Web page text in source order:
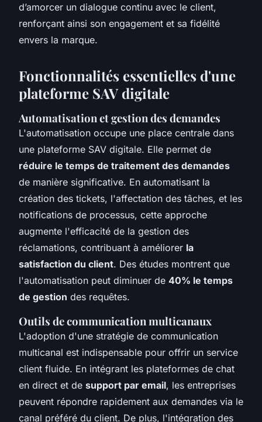
d’amorcer un dialogue continu avec le client,
renforçant ainsi son engagement et sa fidélité
envers la marque.
Fonctionnalités essentielles d'une
plateforme SAV digitale
Automatisation et gestion des demandes
L'automatisation occupe une place centrale dans
une plateforme SAV digitale. Elle permet de
réduire le temps de traitement des demandes
de manière significative. En automatisant la
création des tickets, l'affectation des tâches, et les
notifications de processus, cette approche
augmente l'efficacité de la gestion des
réclamations, contribuant à améliorer la
satisfaction du client. Des études montrent que
l'automatisation peut diminuer de 40% le temps
de gestion des requêtes.
Outils de communication multicanaux
L'adoption d'une stratégie de communication
multicanal est indispensable pour offrir un service
client fluide. En intégrant les plateformes de chat
en direct et de support par email, les entreprises
peuvent répondre rapidement aux demandes via le
canal préféré du client. De plus, l'intégration des